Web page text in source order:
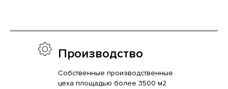
Производство
Собственные производственные
цеха площадью более 3500 м2